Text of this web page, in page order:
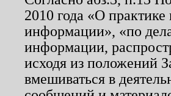
2010 года «О
информации», «по
информации,
исходя из положений
вмешиваться в